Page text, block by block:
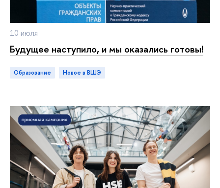
10 июля
Будущее наступило, и мы оказались готовы!
Образование новое в ВШЭ